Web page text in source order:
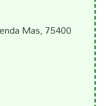
Mas, 75400